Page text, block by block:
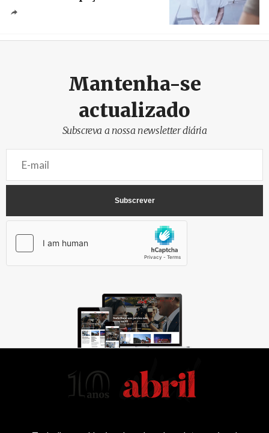
Mantenha-se
actualizado
Subscreva a nossa newsletter diária